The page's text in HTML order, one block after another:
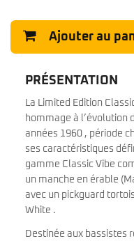
Ajouter au
PRÉSENTATION
La Limited Edition
hommage à l’évolution
années 1960 , période
ses caractéristiques
gamme Classic Vibe
un manche en érable
avec un pickguard
White .
Destinée aux bassistes